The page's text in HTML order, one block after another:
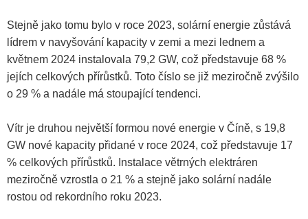
Stejně jako tomu bylo v roce 2023, solární energie zůstává
lídrem v navyšování kapacity v zemi a mezi lednem a
květnem 2024 instalovala 79,2 GW, což představuje 68 %
jejích celkových přírůstků. Toto číslo se již meziročně zvýšilo
o 29 % a nadále má stoupající tendenci.
Vítr je druhou největší formou nové energie v Číně, s 19,8
GW nové kapacity přidané v roce 2024, což představuje 17
% celkových přírůstků. Instalace větrných elektráren
meziročně vzrostla o 21 % a stejně jako solární nadále
rostou od rekordního roku 2023.